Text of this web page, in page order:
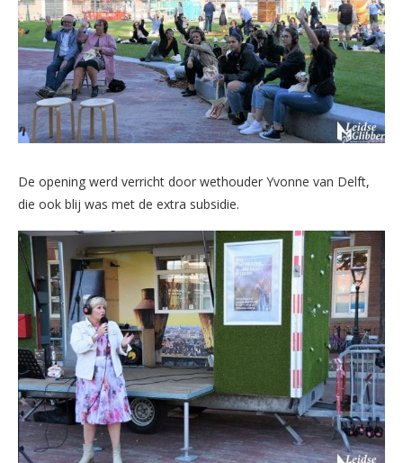
De opening werd verricht door wethouder Yvonne van Delft,
die ook blij was met de extra subsidie.